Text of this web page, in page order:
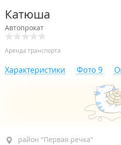
Катюша
Автопрокат
Аренда транспорта
Характеристики Фото 9
район "Первая речка", пр-т
район "Первая речка"